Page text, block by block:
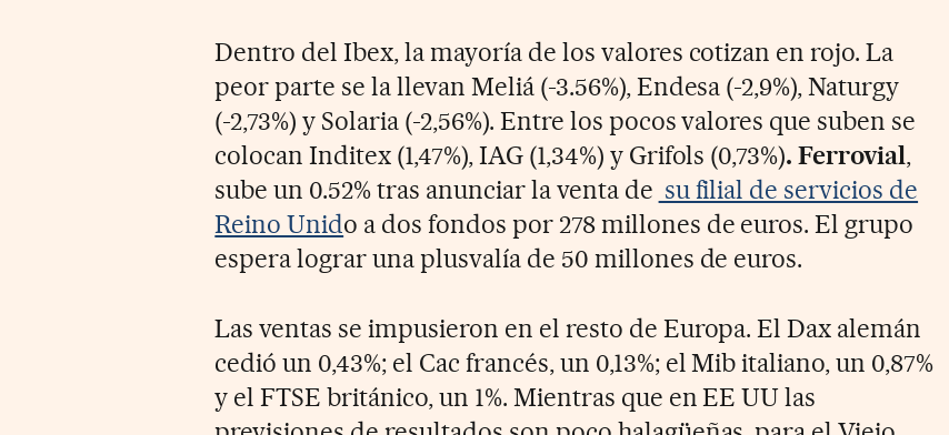
Dentro del Ibex, la mayoría de los valores cotizan en rojo. La
peor parte se la llevan Meliá (-3.56%), Endesa (-2,9%), Naturgy
(-2,73%) y Solaria (-2,56%). Entre los pocos valores que suben se
colocan Inditex (1,47%), IAG (1,34%) y Grifols (0,73%). Ferrovial,
sube un 0.52% tras anunciar la venta de su filial de servicios de
Reino Unido a dos fondos por 278 millones de euros. El grupo
espera lograr una plusvalía de 50 millones de euros.
Las ventas se impusieron en el resto de Europa. El Dax alemán
cedió un 0,43%; el Cac francés, un 0,13%; el Mib italiano, un 0,87%
y el FTSE británico, un 1%. Mientras que en EE UU las